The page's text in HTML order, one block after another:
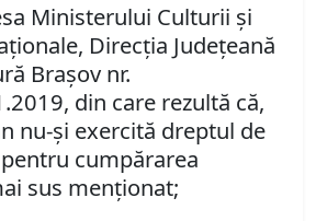
Ministerului Culturii şi
Direcţia Judeţeană
Braşov nr.
din care rezultă că,
nu-şi exercită dreptul de
cumpărarea
sus menţionat;